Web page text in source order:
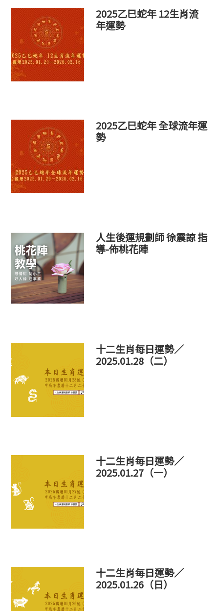
2025乙巳蛇年 12生肖流
年運勢
2025乙巳蛇年 全球流年運
勢
人生後運規劃師 徐震諒 指
導-佈桃花陣
十二生肖每日運勢／
2025.01.28（二）
十二生肖每日運勢／
2025.01.27（一）
十二生肖每日運勢／
2025.01.26（日）